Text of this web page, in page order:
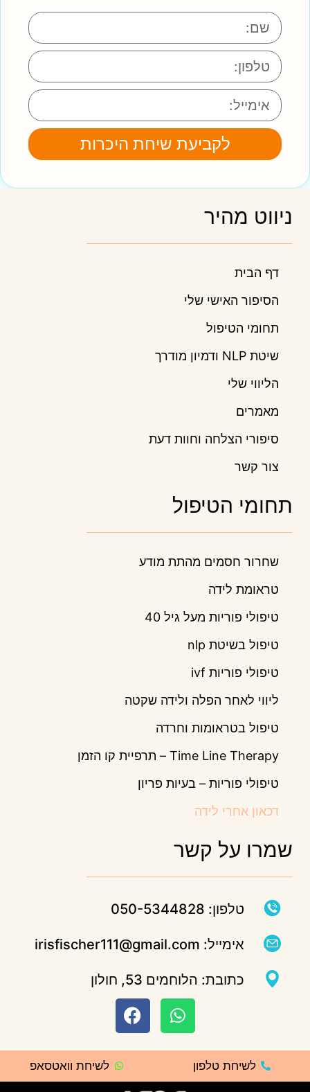
לקביעת שיחת היכרות
ניווט מהיר
דף הבית
הסיפור האישי שלי
תחומי הטיפול
שיטת NLP ודמיון מודרך
הליווי שלי
מאמרים
סיפורי הצלחה וחוות דעת
צור קשר
תחומי הטיפול
שחרור חסמים מהתת מודע
טראומת לידה
טיפולי פוריות מעל גיל 40
טיפול בשיטת nlp
טיפולי פוריות ivf
ליווי לאחר הפלה ולידה שקטה
טיפול בטראומות וחרדה
Time Line Therapy – תרפיית קו הזמן
טיפולי פוריות – בעיות פריון
דכאון אחרי לידה
שמרו על קשר
טלפון: 050-5344828
אימייל: irisfischer111@gmail.com
כתובת: הלוחמים 53, חולון
לשיחת טלפון לשיחת וואטסאפ